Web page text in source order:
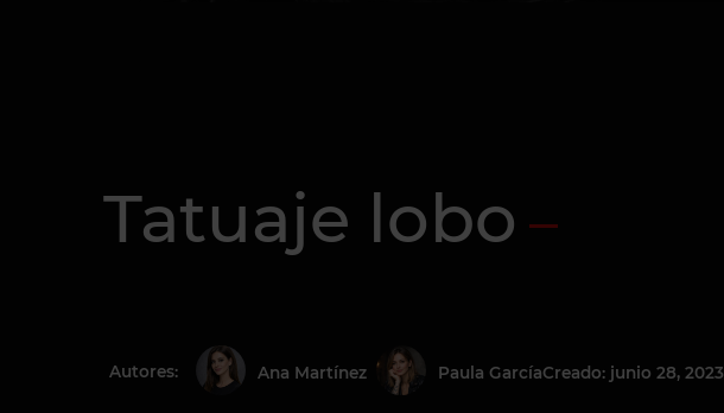
Tatuaje lobo
Autores: Ana Martínez Paula GarcíaCreado: junio 28, 2023